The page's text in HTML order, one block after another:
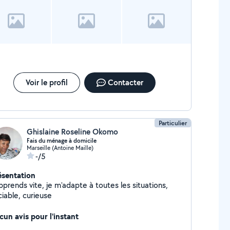
de locataire. Promotion de votre annonce :
diffusons votre annonce sur les principales
afin d'optimiser au mieux vos revenus Avec
vous n'avez plus à vous soucier de la gestion
votre location saisonnière. Nous nous occupons de
de votre investissement. Contactez-nous
Voir le profil Contacter
Particulier
Ghislaine Roseline Okomo
Fais du ménage à domicile
Marseille (Antoine Maille)
-/5
vite, je m'adapte à toutes les situations,
curieuse
avis pour l'instant